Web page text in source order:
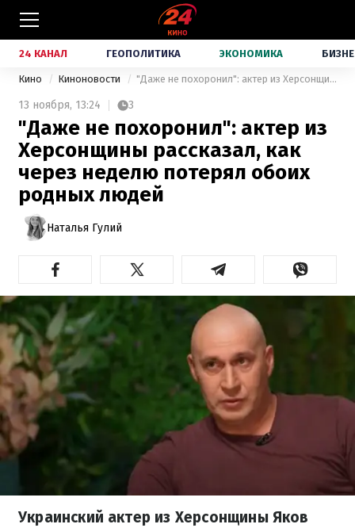
24 КАНАЛ ГЕОПОЛИТИКА ЭКОНОМИКА
Кино Киноновости "Даже не похоронил": актер из Херсонщины рассказал, как через неделю потерял обоих родных людей
13 ноября, 13:24 3
"Даже не похоронил": актер из
Херсонщины рассказал, как
через неделю потерял обоих
родных людей
Наталья Гулий
Украинский актер из Херсонщины Яков